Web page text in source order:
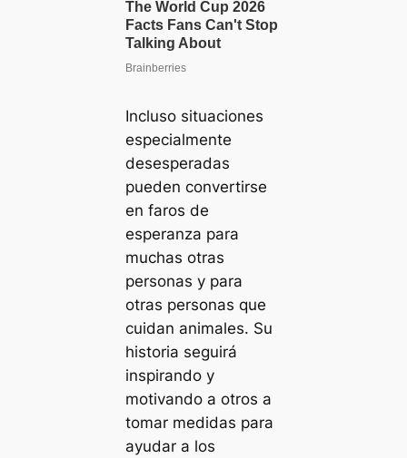
Incluso situaciones
especialmente
desesperadas
pueden convertirse
en faros de
esperanza para
muchas otras
personas y para
otras personas que
cuidan animales. Su
historia seguirá
inspirando y
motivando a otros a
tomar medidas para
ayudar a los